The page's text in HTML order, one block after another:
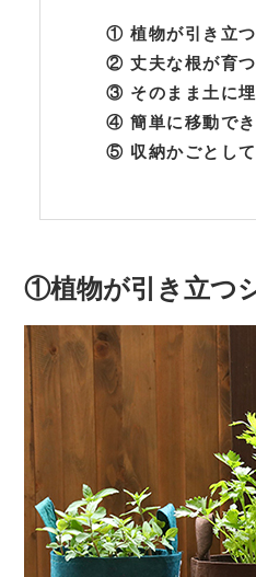
① 植物が引き立
② 丈夫な根が育
③ そのまま土に
④ 簡単に移動で
⑤ 収納かごとし
①植物が引き立つ